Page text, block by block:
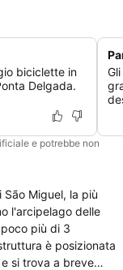
biciclette in
Delgada.
e potrebbe non
Miguel, la più
l'arcipelago delle
più di 3
è posizionata
si trova a breve